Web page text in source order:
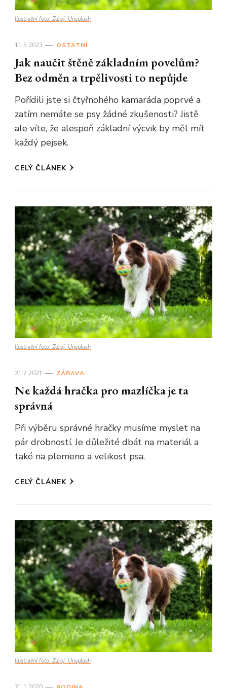
Ilustrační foto. Zdroj: Unsplash
11.5.2023 OSTATNÍ
Jak naučit štěně základním povelům?
Bez odměn a trpělivosti to nepůjde
Pořídili jste si čtyřnohého kamaráda poprvé a
zatím nemáte se psy žádné zkušenosti? Jistě
ale víte, že alespoň základní výcvik by měl mít
každý pejsek.
CELÝ ČLÁNEK
Ilustrační foto. Zdroj: Unsplash
21.7.2021 ZÁBAVA
Ne každá hračka pro mazlíčka je ta
správná
Při výběru správné hračky musíme myslet na
pár drobností. Je důležité dbát na materiál a
také na plemeno a velikost psa.
CELÝ ČLÁNEK
Ilustrační foto. Zdroj: Unsplash